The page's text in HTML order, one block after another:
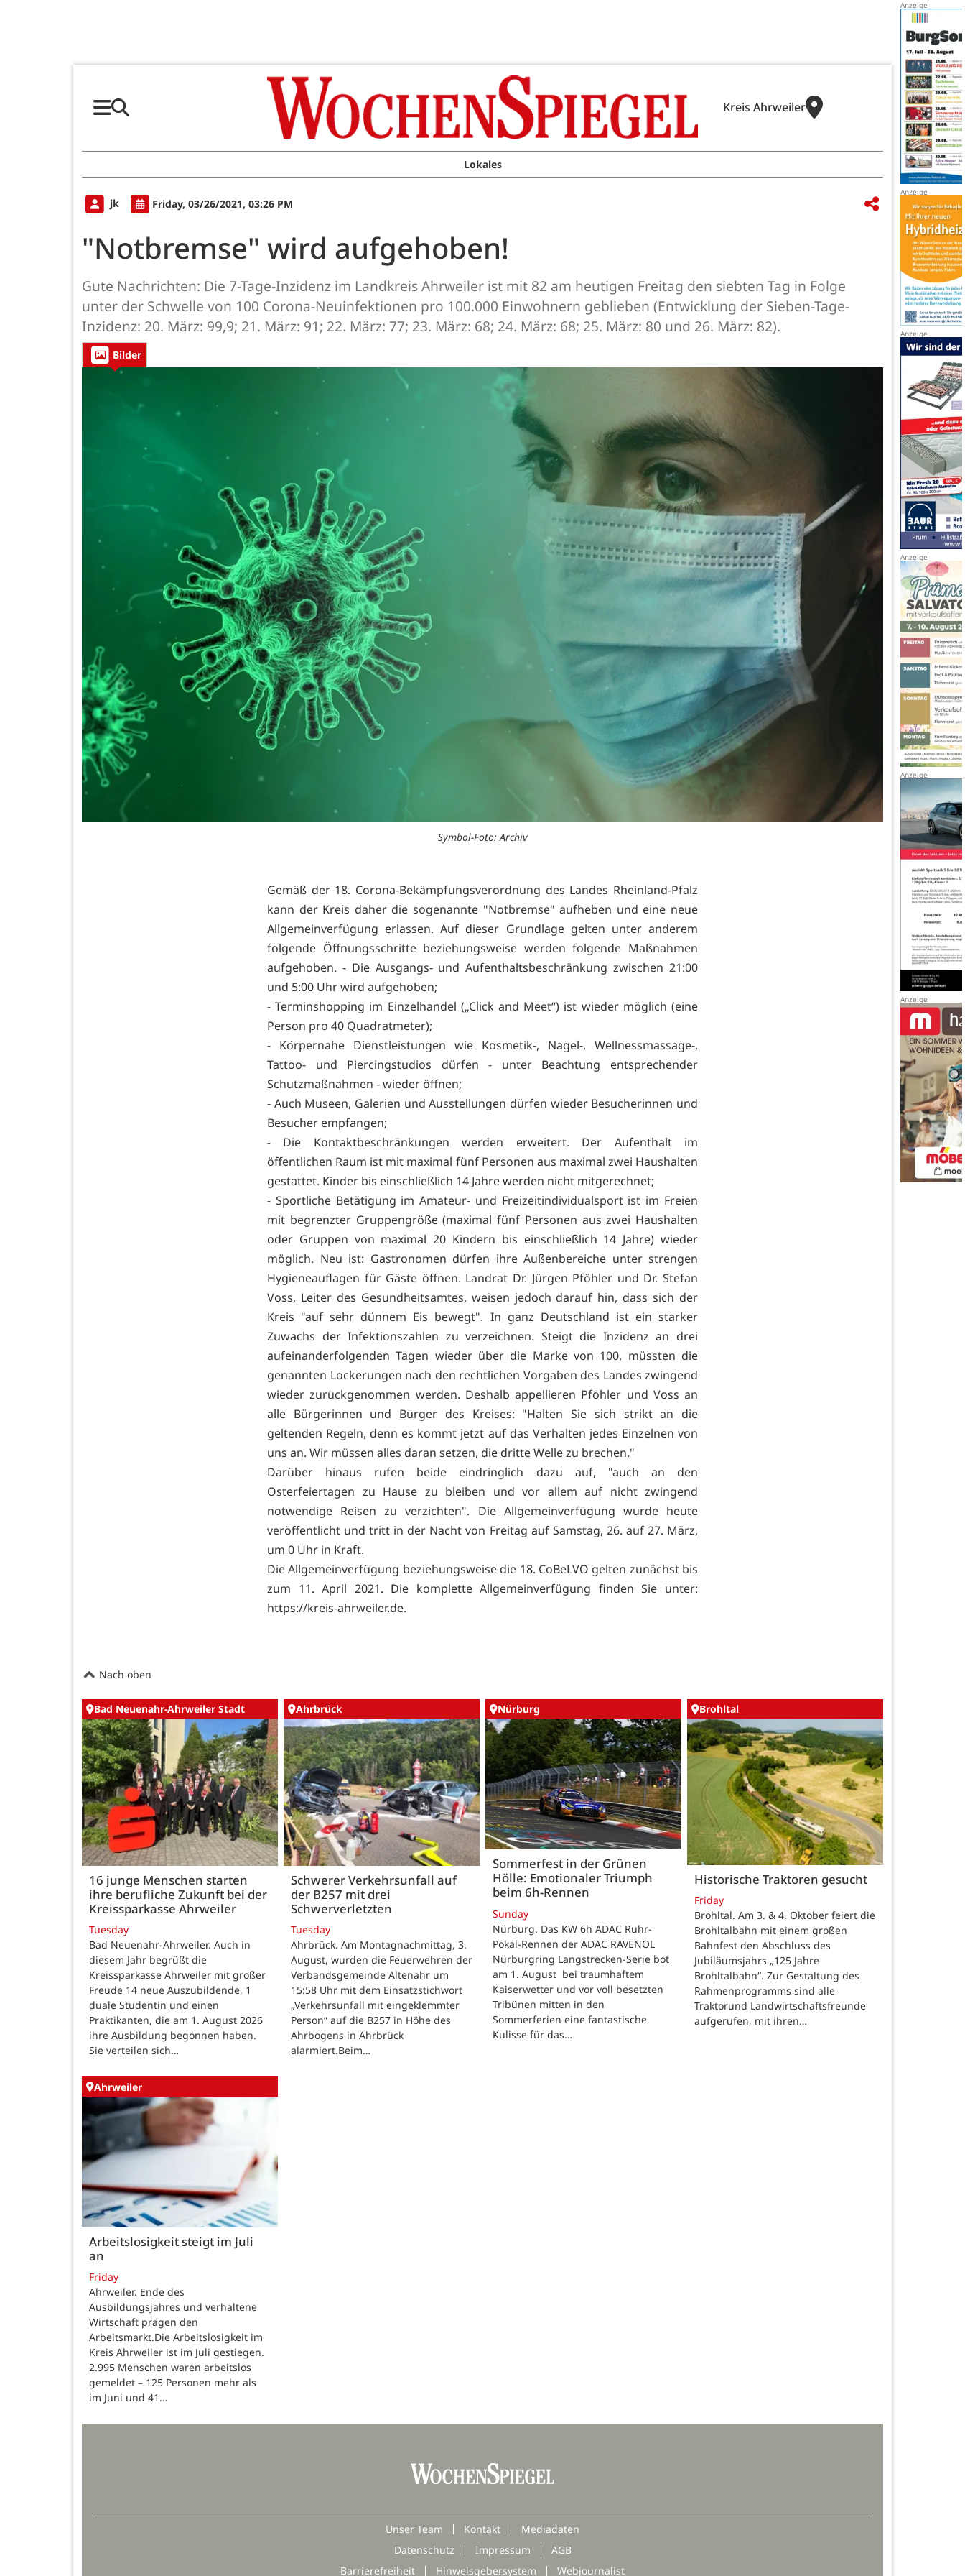
Kreis Ahrweiler
Lokales
jk Friday, 03/26/2021, 03:26 PM
"Notbremse" wird aufgehoben!
Gute Nachrichten: Die 7-Tage-Inzidenz im Landkreis Ahrweiler ist mit 82 am heutigen Freitag den siebten Tag in Folge
unter der Schwelle von 100 Corona-Neuinfektionen pro 100.000 Einwohnern geblieben (Entwicklung der Sieben-Tage-
Inzidenz: 20. März: 99,9; 21. März: 91; 22. März: 77; 23. März: 68; 24. März: 68; 25. März: 80 und 26. März: 82).
Bilder
Symbol-Foto: Archiv
Gemäß der 18. Corona-Bekämpfungsverordnung des Landes Rheinland-Pfalz
kann der Kreis daher die sogenannte "Notbremse" aufheben und eine neue
Allgemeinverfügung erlassen. Auf dieser Grundlage gelten unter anderem
folgende Öffnungsschritte beziehungsweise werden folgende Maßnahmen
aufgehoben. - Die Ausgangs- und Aufenthaltsbeschränkung zwischen 21:00
und 5:00 Uhr wird aufgehoben;
- Terminshopping im Einzelhandel („Click and Meet“) ist wieder möglich (eine
Person pro 40 Quadratmeter);
- Körpernahe Dienstleistungen wie Kosmetik-, Nagel-, Wellnessmassage-,
Tattoo- und Piercingstudios dürfen - unter Beachtung entsprechender
Schutzmaßnahmen - wieder öffnen;
- Auch Museen, Galerien und Ausstellungen dürfen wieder Besucherinnen und
Besucher empfangen;
- Die Kontaktbeschränkungen werden erweitert. Der Aufenthalt im
öffentlichen Raum ist mit maximal fünf Personen aus maximal zwei Haushalten
gestattet. Kinder bis einschließlich 14 Jahre werden nicht mitgerechnet;
- Sportliche Betätigung im Amateur- und Freizeitindividualsport ist im Freien
mit begrenzter Gruppengröße (maximal fünf Personen aus zwei Haushalten
oder Gruppen von maximal 20 Kindern bis einschließlich 14 Jahre) wieder
möglich. Neu ist: Gastronomen dürfen ihre Außenbereiche unter strengen
Hygieneauflagen für Gäste öffnen. Landrat Dr. Jürgen Pföhler und Dr. Stefan
Voss, Leiter des Gesundheitsamtes, weisen jedoch darauf hin, dass sich der
Kreis "auf sehr dünnem Eis bewegt". In ganz Deutschland ist ein starker
Zuwachs der Infektionszahlen zu verzeichnen. Steigt die Inzidenz an drei
aufeinanderfolgenden Tagen wieder über die Marke von 100, müssten die
genannten Lockerungen nach den rechtlichen Vorgaben des Landes zwingend
wieder zurückgenommen werden. Deshalb appellieren Pföhler und Voss an
alle Bürgerinnen und Bürger des Kreises: "Halten Sie sich strikt an die
geltenden Regeln, denn es kommt jetzt auf das Verhalten jedes Einzelnen von
uns an. Wir müssen alles daran setzen, die dritte Welle zu brechen."
Darüber hinaus rufen beide eindringlich dazu auf, "auch an den
Osterfeiertagen zu Hause zu bleiben und vor allem auf nicht zwingend
notwendige Reisen zu verzichten". Die Allgemeinverfügung wurde heute
veröffentlicht und tritt in der Nacht von Freitag auf Samstag, 26. auf 27. März,
um 0 Uhr in Kraft.
Die Allgemeinverfügung beziehungsweise die 18. CoBeLVO gelten zunächst bis
zum 11. April 2021. Die komplette Allgemeinverfügung finden Sie unter:
https://kreis-ahrweiler.de.
Nach oben
Bad Neuenahr-Ahrweiler Stadt
16 junge Menschen starten
ihre berufliche Zukunft bei der
Kreissparkasse Ahrweiler
Tuesday
Bad Neuenahr-Ahrweiler. Auch in
diesem Jahr begrüßt die
Kreissparkasse Ahrweiler mit großer
Freude 14 neue Auszubildende, 1
duale Studentin und einen
Praktikanten, die am 1. August 2026
ihre Ausbildung begonnen haben.
Sie verteilen sich…
Ahrbrück
Schwerer Verkehrsunfall auf
der B257 mit drei
Schwerverletzten
Tuesday
Ahrbrück. Am Montagnachmittag, 3.
August, wurden die Feuerwehren der
Verbandsgemeinde Altenahr um
15:58 Uhr mit dem Einsatzstichwort
„Verkehrsunfall mit eingeklemmter
Person“ auf die B257 in Höhe des
Ahrbogens in Ahrbrück
alarmiert.Beim…
Nürburg
Sommerfest in der Grünen
Hölle: Emotionaler Triumph
beim 6h-Rennen
Sunday
Nürburg. Das KW 6h ADAC Ruhr-
Pokal-Rennen der ADAC RAVENOL
Nürburgring Langstrecken-Serie bot
am 1. August bei traumhaftem
Kaiserwetter und vor voll besetzten
Tribünen mitten in den
Sommerferien eine fantastische
Kulisse für das…
Brohltal
Historische Traktoren gesucht
Friday
Brohltal. Am 3. & 4. Oktober feiert die
Brohltalbahn mit einem großen
Bahnfest den Abschluss des
Jubiläumsjahrs „125 Jahre
Brohltalbahn“. Zur Gestaltung des
Rahmenprogramms sind alle
Traktorund Landwirtschaftsfreunde
aufgerufen, mit ihren…
Ahrweiler
Arbeitslosigkeit steigt im Juli
an
Friday
Ahrweiler. Ende des
Ausbildungsjahres und verhaltene
Wirtschaft prägen den
Arbeitsmarkt.Die Arbeitslosigkeit im
Kreis Ahrweiler ist im Juli gestiegen.
2.995 Menschen waren arbeitslos
gemeldet – 125 Personen mehr als
im Juni und 41…
Unser Team Kontakt
Mediadaten
Datenschutz
Impressum
AGB
Barrierefreiheit
Hinweisgebersystem Webjournalist